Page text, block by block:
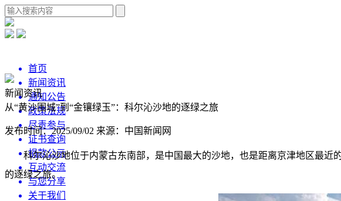
首页
新闻资讯
通知公告
政策法规
尽责参与
证书查询
捐款公示
互动交流
与您分享
关于我们
新闻资讯
从“黄沙围城”到“金镶绿玉”：科尔沁沙地的逐绿之旅
发布时间：2025/09/02 来源：中国新闻网
科尔沁沙地位于内蒙古东南部，是中国最大的沙地，也是距离京津地区最
的逐绿之旅。